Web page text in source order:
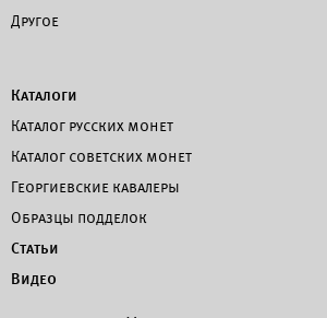
Другое
Каталоги
Каталог русских монет
Каталог советских монет
Георгиевские кавалеры
Образцы подделок
Статьи
Видео